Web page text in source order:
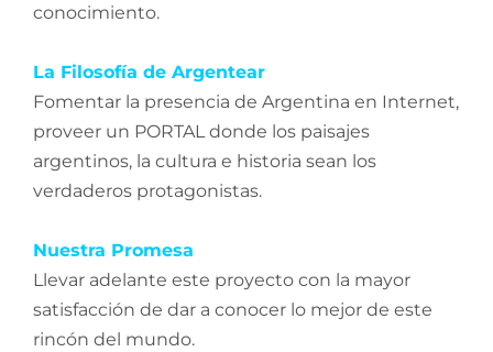
conocimiento.
La Filosofía de Argentear
Fomentar la presencia de Argentina en Internet,
proveer un PORTAL donde los paisajes
argentinos, la cultura e historia sean los
verdaderos protagonistas.
Nuestra Promesa
Llevar adelante este proyecto con la mayor
satisfacción de dar a conocer lo mejor de este
rincón del mundo.